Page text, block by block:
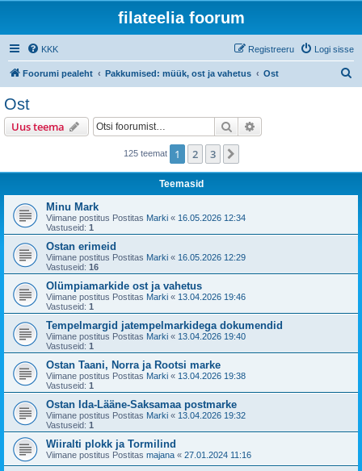
filateelia foorum
KKK Logi sisse
Registreeru
Foorumi pealeht Pakkumised: müük, ost ja vahetus Ost
Ost
Uus teema Otsi
125 teemat 1 2 3
Teemasid
Minu Mark
Viimane postitus Postitas Marki « 16.05.2026 12:34
Vastuseid: 1
Ostan erimeid
Viimane postitus Postitas Marki « 16.05.2026 12:29
Vastuseid: 16
Olümpiamarkide ost ja vahetus
Viimane postitus Postitas Marki « 13.04.2026 19:46
Vastuseid: 1
Tempelmargid jatempelmarkidega dokumendid
Viimane postitus Postitas Marki « 13.04.2026 19:40
Vastuseid: 1
Ostan Taani, Norra ja Rootsi marke
Viimane postitus Postitas Marki « 13.04.2026 19:38
Vastuseid: 1
Ostan Ida-Lääne-Saksamaa postmarke
Viimane postitus Postitas Marki « 13.04.2026 19:32
Vastuseid: 1
Wiiralti plokk ja Tormilind
Viimane postitus Postitas majana « 27.01.2024 11:16